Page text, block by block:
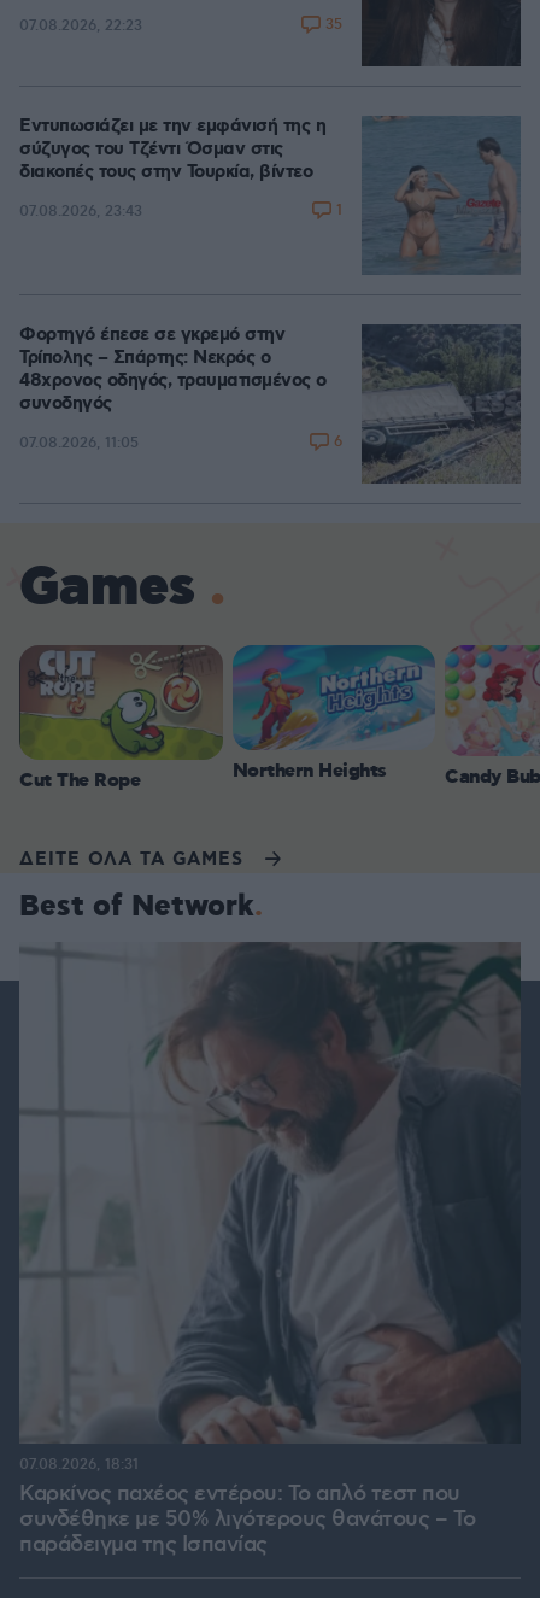
07.08.2026, 22:23 35
Εντυπωσιάζει με την εμφάνισή της η
σύζυγος του Τζέντι Όσμαν στις
διακοπές τους στην Τουρκία, βίντεο
07.08.2026, 23:43 1
Φορτηγό έπεσε σε γκρεμό στην
Τρίπολης – Σπάρτης: Νεκρός ο
48χρονος οδηγός, τραυματισμένος ο
συνοδηγός
07.08.2026, 11:05 6
Games
Cut The Rope Northern Heights Candy
ΔΕΙΤΕ ΟΛΑ ΤΑ GAMES
Best of Network
Καρκίνος παχέος εντέρου: Το απλό τεστ που
συνδέθηκε με 50% λιγότερους θανάτους – Το
παράδειγμα της Ισπανίας
07.08.2026, 18:31